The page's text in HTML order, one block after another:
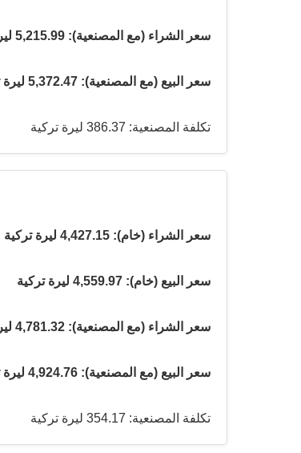
سعر الشراء (مع المصنعية): 5,215.99 ليرة تركية
سعر البيع (مع المصنعية): 5,372.47 ليرة تركية
تكلفة المصنعية: 386.37 ليرة تركية
سعر الشراء (خام): 4,427.15 ليرة تركية
سعر البيع (خام): 4,559.97 ليرة تركية
سعر الشراء (مع المصنعية): 4,781.32 ليرة تركية
سعر البيع (مع المصنعية): 4,924.76 ليرة تركية
تكلفة المصنعية: 354.17 ليرة تركية